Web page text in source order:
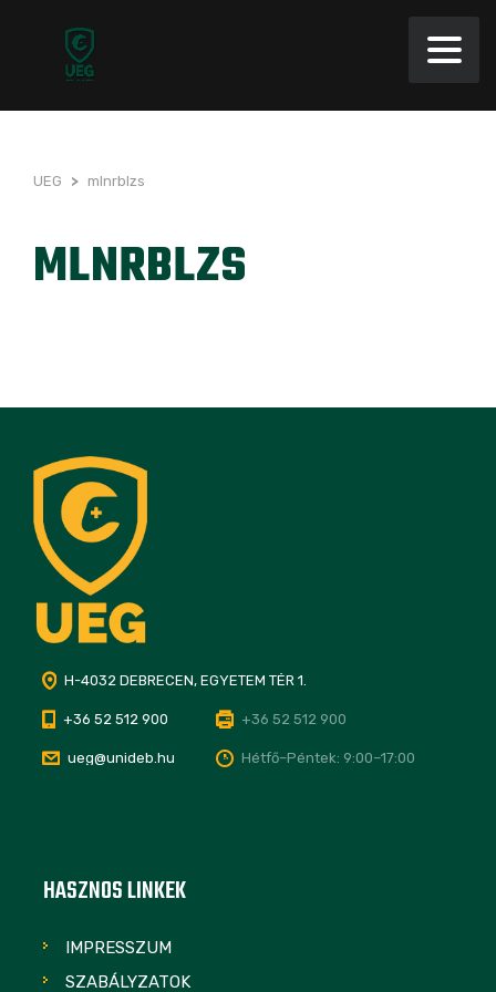
UEG > mlnrblzs
MLNRBLZS
H-4032 DEBRECEN, EGYETEM TÉR 1.
+36 52 512 900 +36 52 512 900
ueg@unideb.hu Hétfő–Péntek: 9:00–17:00
HASZNOS LINKEK
IMPRESSZUM
SZABÁLYZATOK